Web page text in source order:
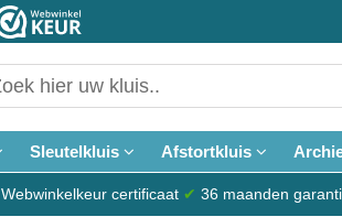
Sleutelkluis Afstortkluis
Webwinkelkeur certificaat ✔ 36 maanden